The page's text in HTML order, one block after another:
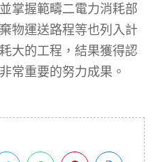
掌握範疇二電力消耗部
物運送路程等也列入計
大的工程，結果獲得認
常重要的努力成果。